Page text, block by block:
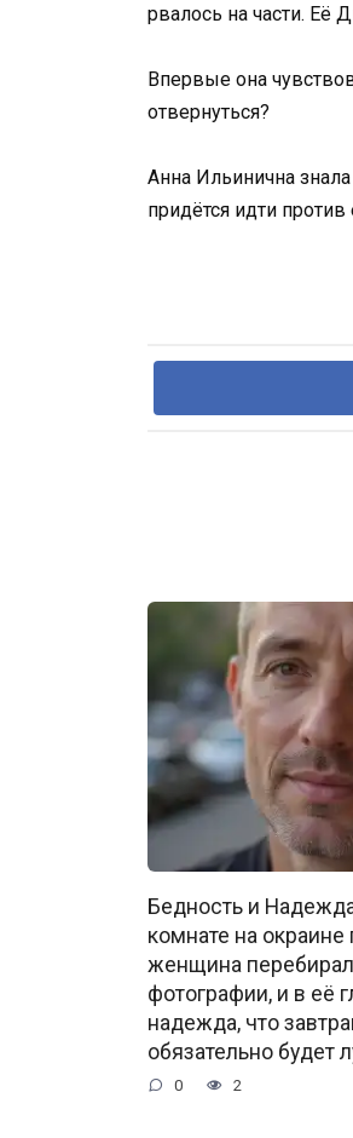
рвалось на части. Её
Впервые она
отвернуться?
Анна Ильинична
придётся идти
Бедность и
комнате на окраине
женщина
фотографии, и в её
надежда, что
обязательно будет
0 2